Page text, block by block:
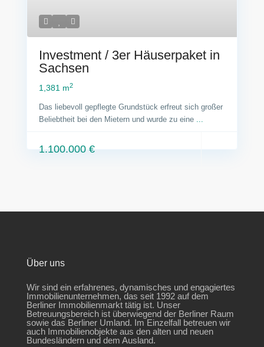
Investment / 3er Häuserpaket in
Sachsen
1,381 m2
Das liebevoll gepflegte Grundstück erfreut sich großer
Beliebtheit bei den Mietern und wurde zu eine ...
1.100.000 €
Über uns
Wir sind ein erfahrenes, dynamisches und engagiertes
Immobilienunternehmen, das seit 1992 auf dem
Berliner Immobilienmarkt tätig ist. Unser
Betreuungsbereich ist überwiegend der Berliner Raum
sowie das Berliner Umland. Im Einzelfall betreuen wir
auch Immobilienobjekte aus den alten und neuen
Bundesländern und dem Ausland.